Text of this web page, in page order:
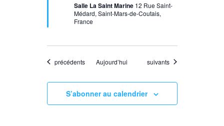
Salle La Saint Marine 12 Rue Saint-
Médard, Saint-Mars-de-Coutais,
France
Évènements
précédents Aujourd’hui Évènements
suivants
S’abonner au calendrier